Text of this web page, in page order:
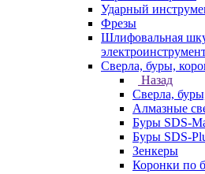
Ударный
Фрезы
Шлифовальная
Сверла, буры,
Назад
Сверла,
Алмазные
Буры SDS-
Буры SDS-
Зенкеры
Коронки по